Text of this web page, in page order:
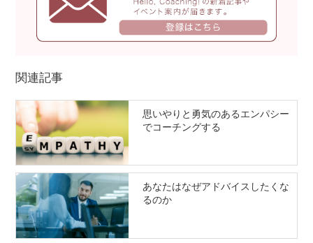
関連記事
思いやりと勇気のあるエンパシー
でコーチングする
あなたはなぜアドバイスしたくな
るのか